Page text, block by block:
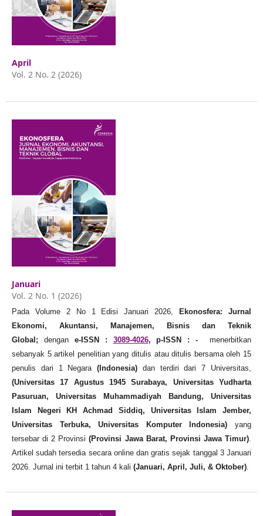
April
Vol. 2 No. 2 (2026)
Januari
Vol. 2 No. 1 (2026)
Pada Volume 2 No 1 Edisi Januari 2026,
Ekonosfera: Jurnal
Ekonomi, Akuntansi, Manajemen, Bisnis dan Teknik
Global; dengan e-ISSN : 3089-4026, p-ISSN : - menerbitkan
sebanyak 5 artikel penelitian yang ditulis atau ditulis bersama oleh 15
penulis dari 1 Negara(Indonesia) dan terdiri dari 7 Universitas,
(Universitas 17 Agustus 1945 Surabaya, Universitas Yudharta
Pasuruan, Universitas Muhammadiyah Bandung, Universitas
Islam Negeri KH Achmad Siddiq, Universitas Islam Jember,
Universitas Terbuka, Universitas Komputer Indonesia)yang
tersebar di 2 Provinsi (Provinsi Jawa Barat, Provinsi Jawa Timur)
Artikel sudah tersedia secara online dan gratis sejak tanggal 3 Januari
2026. Jurnal ini terbit 1 tahun 4 kali (Januari, April, Juli, & Oktober).